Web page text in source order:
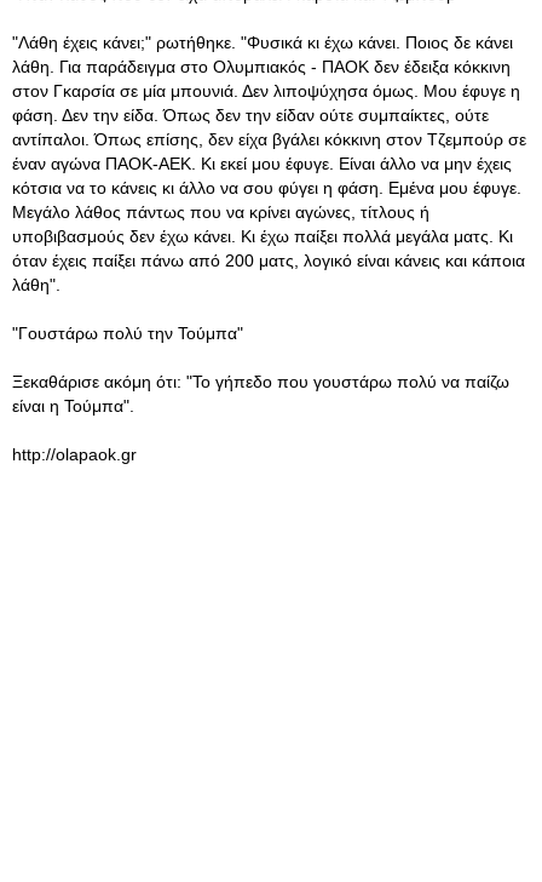
"Λάθη έχεις κάνει;" ρωτήθηκε. "Φυσικά κι έχω κάνει. Ποιος δε κάνει
λάθη. Για παράδειγμα στο Ολυμπιακός - ΠΑΟΚ δεν έδειξα κόκκινη
στον Γκαρσία σε μία μπουνιά. Δεν λιποψύχησα όμως. Μου έφυγε η
φάση. Δεν την είδα. Όπως δεν την είδαν ούτε συμπαίκτες, ούτε
αντίπαλοι. Όπως επίσης, δεν είχα βγάλει κόκκινη στον Τζεμπούρ σε
έναν αγώνα ΠΑΟΚ-ΑΕΚ. Κι εκεί μου έφυγε. Είναι άλλο να μην έχεις
κότσια να το κάνεις κι άλλο να σου φύγει η φάση. Εμένα μου έφυγε.
Μεγάλο λάθος πάντως που να κρίνει αγώνες, τίτλους ή
υποβιβασμούς δεν έχω κάνει. Κι έχω παίξει πολλά μεγάλα ματς. Κι
όταν έχεις παίξει πάνω από 200 ματς, λογικό είναι κάνεις και κάποια
λάθη".
"Γουστάρω πολύ την Τούμπα"
Ξεκαθάρισε ακόμη ότι: "Το γήπεδο που γουστάρω πολύ να παίζω
είναι η Τούμπα".
http://olapaok.gr